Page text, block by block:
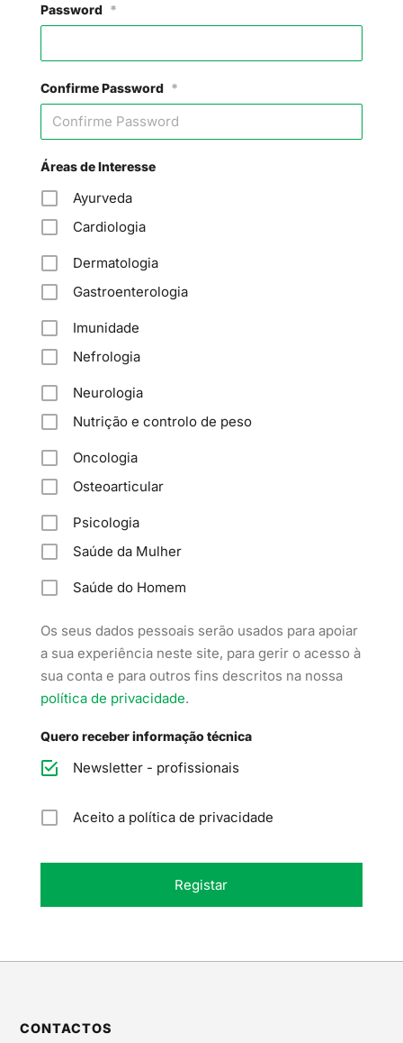
Password *
Confirme Password *
Áreas de Interesse
Ayurveda
Cardiologia
Dermatologia
Gastroenterologia
Imunidade
Nefrologia
Neurologia
Nutrição e controlo de peso
Oncologia
Osteoarticular
Psicologia
Saúde da Mulher
Saúde do Homem
Os seus dados pessoais serão usados para apoiar
a sua experiência neste site, para gerir o acesso à
sua conta e para outros fins descritos na nossa
política de privacidade.
Quero receber informação técnica
Newsletter - profissionais
Aceito a política de privacidade
CONTACTOS